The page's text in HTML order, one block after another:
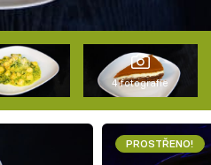
4 fotografie
PROSTŘENO!